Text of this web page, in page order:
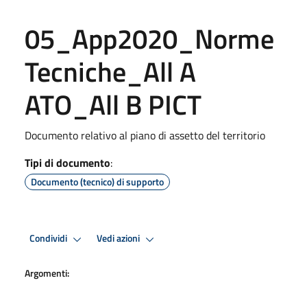
05_App2020_Norme
Tecniche_All A
ATO_All B PICT
Documento relativo al piano di assetto del territorio
Tipi di documento:
Documento (tecnico) di supporto
Condividi Vedi azioni
Argomenti: